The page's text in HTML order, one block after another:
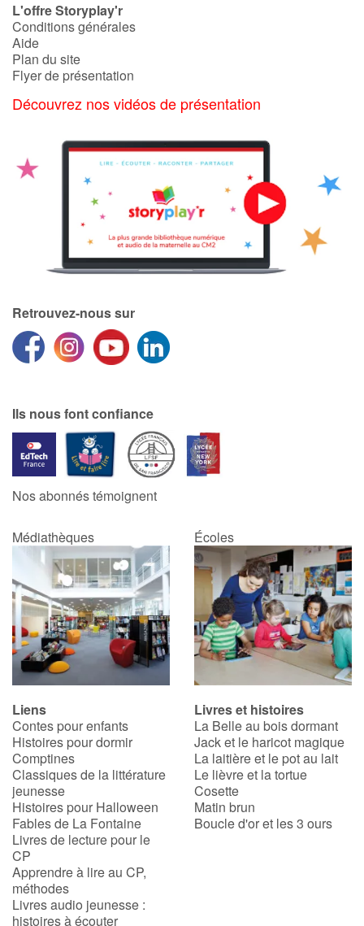
L'offre Storyplay'r
Conditions générales
Aide
Plan du site
Flyer de présentation
Découvrez nos vidéos de présentation
Retrouvez-nous sur
Ils nous font confiance
Nos abonnés témoignent
Médiathèques Écoles
Liens
Contes pour enfants
Histoires pour dormir
Comptines
Classiques de la littérature
jeunesse
Histoires pour Halloween
Fables de La Fontaine
Livres de lecture pour le
CP
Apprendre à lire au CP,
méthodes
Livres audio jeunesse :
histoires à écouter
Livres et histoires
La Belle au bois dormant
Jack et le haricot magique
La laitière et le pot au lait
Le lièvre et la tortue
Cosette
Matin brun
Boucle d'or et les 3 ours